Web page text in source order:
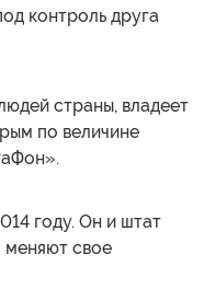
контроль друга
страны, владеет
по величине
году. Он и штат
меняют свое